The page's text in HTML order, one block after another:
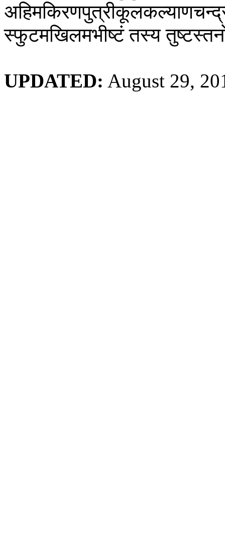
स्फुटमखिलमभीष्टं तस्य
UPDATED: August 29,